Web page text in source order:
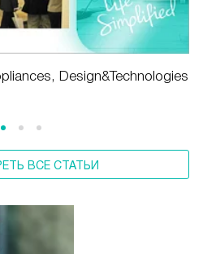
Design&Technologies
ВСЕ СТАТЬИ